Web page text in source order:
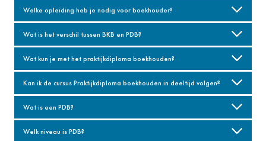
Welke opleiding heb je nodig voor boekhouder?
Wat is het verschil tussen BKB en PDB?
Wat kun je met het praktijkdiploma boekhouden?
Kan ik de cursus Praktijkdiploma boekhouden in deeltijd volgen?
Wat is een PDB?
Welk niveau is PDB?